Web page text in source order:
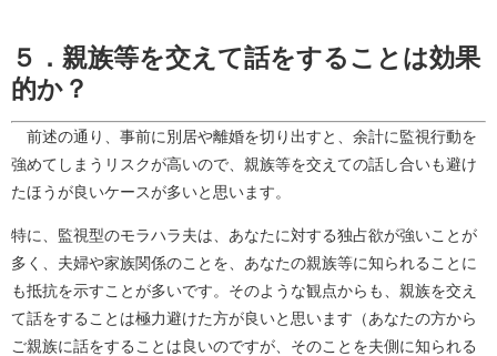
５．親族等を交えて話をすることは効果
的か？
前述の通り、事前に別居や離婚を切り出すと、余計に監視行動を
強めてしまうリスクが高いので、親族等を交えての話し合いも避け
たほうが良いケースが多いと思います。
特に、監視型のモラハラ夫は、あなたに対する独占欲が強いことが
多く、夫婦や家族関係のことを、あなたの親族等に知られることに
も抵抗を示すことが多いです。そのような観点からも、親族を交え
て話をすることは極力避けた方が良いと思います（あなたの方から
ご親族に話をすることは良いのですが、そのことを夫側に知られる